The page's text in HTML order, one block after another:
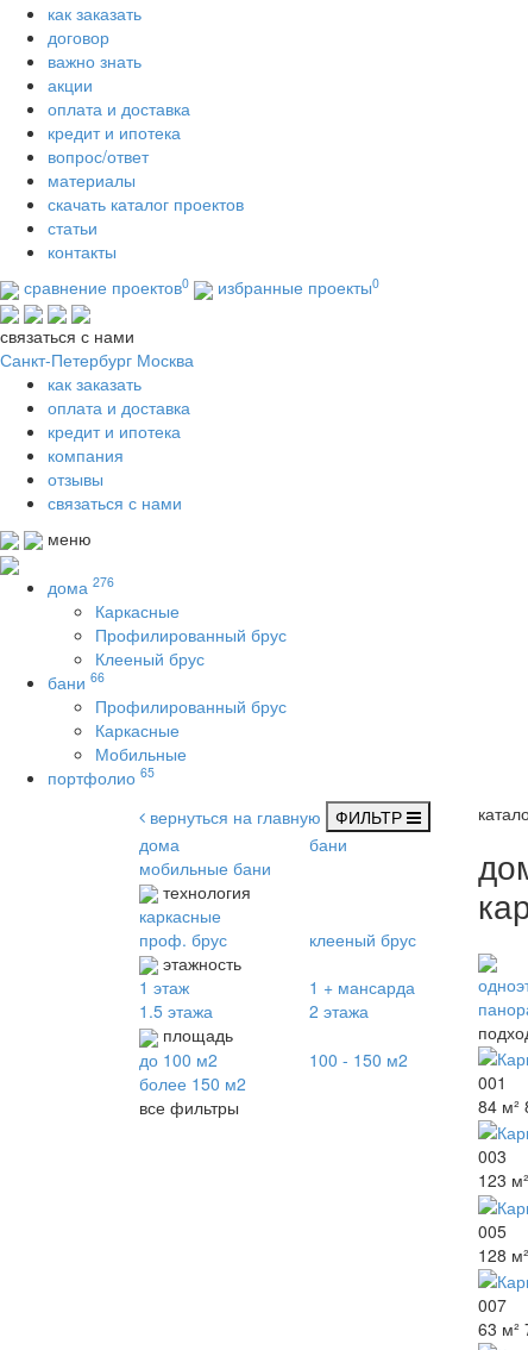
как заказать
договор
важно знать
акции
оплата и доставка
кредит и ипотека
вопрос/ответ
материалы
скачать каталог проектов
статьи
контакты
сравнение проектов0 избранные проекты0
связаться с нами
Санкт-Петербург Москва
как заказать
оплата и доставка
кредит и ипотека
компания
отзывы
связаться с нами
меню
дома 276
Каркасные
Профилированный брус
Клееный брус
бани 66
Профилированный брус
Каркасные
Мобильные
портфолио 65
вернуться на главную
ФИЛЬТР
дома
бани
мобильные бани
технология
каркасные
проф. брус
клееный брус
этажность
1 этаж
1 + мансарда
1.5 этажа
2 этажа
площадь
до 100 м2
100 - 150 м2
более 150 м2
все фильтры
001
84 м²
003
123 м²
005
128 м²
007
63 м²